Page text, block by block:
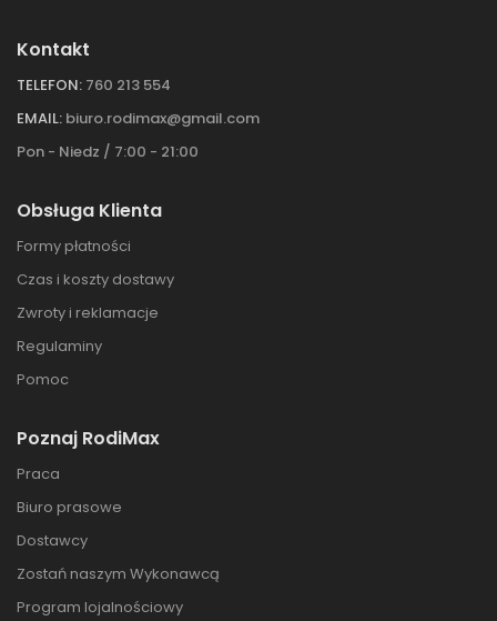
Kontakt
TELEFON: 760 213 554
EMAIL: biuro.rodimax@gmail.com
Pon - Niedz / 7:00 - 21:00
Obsługa Klienta
Formy płatności
Czas i koszty dostawy
Zwroty i reklamacje
Regulaminy
Pomoc
Poznaj RodiMax
Praca
Biuro prasowe
Dostawcy
Zostań naszym Wykonawcą
Program lojalnościowy